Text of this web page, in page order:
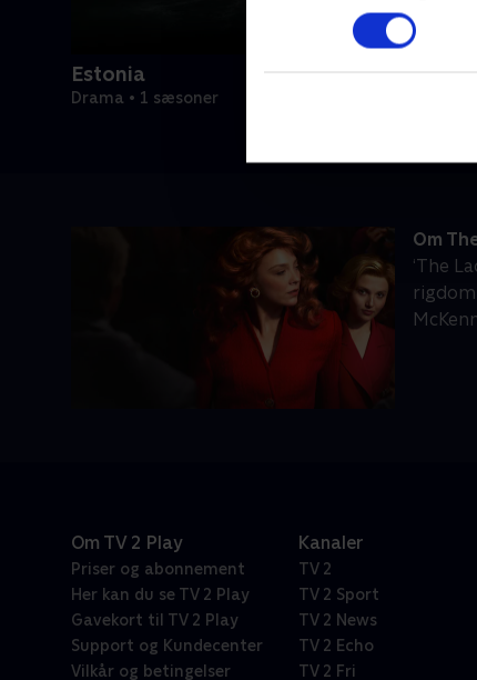
Estonia
Drama • 1 sæsoner
Om
‘The
Om TV 2 Play
Priser og abonnement
Her kan du se TV 2 Play
Gavekort til TV 2 Play
Support og Kundecenter
Vilkår og betingelser
Kanaler
TV 2
TV 2 Sport
TV 2 News
TV 2 Echo
TV 2 Fri